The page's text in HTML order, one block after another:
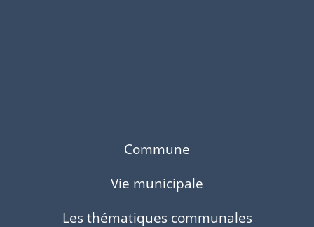
Commune
Vie municipale
Les thématiques communales